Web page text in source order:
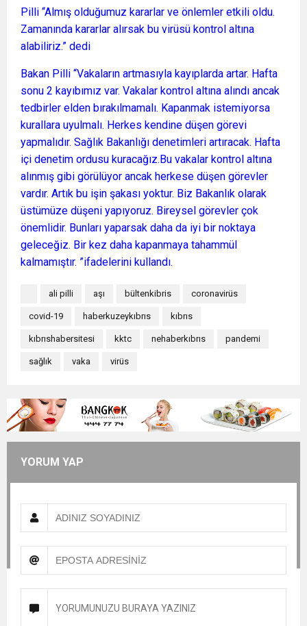
Pilli “Almış olduğumuz kararlar ve önlemler etkili oldu.
Zamanında kararlar alırsak bu virüsü kontrol altına
alabiliriz.” dedi
Bakan Pilli “Vakaların artmasıyla kayıplarda artar. Hafta
sonu 2 kayıbımız var. Vakalar kontrol altına alındı ancak
tedbirler elden bırakılmamalı. Kapanmak istemiyorsa
kurallara uyulmalı. Herkes kendine düşen görevi
yapmalıdır. Sağlık Bakanlığı denetimleri artıracak. Hafta
içi denetim ordusu kuracağız.Bu vakalar kontrol altına
alınmış gibi görülüyor ancak herkese düşen görevler
vardır. Artık bu işin şakası yoktur. Biz Bakanlık olarak
üstümüze düşeni yapıyoruz. Bireysel görevler çok
önemlidir. Bunları yaparsak daha da iyi bir noktaya
geleceğiz. Bir kez daha kapanmaya tahammül
kalmamıştır. ”ifadelerini kullandı.
ali pilli aşı bültenkibris coronavirüs
covid-19 haberkuzeykıbrıs kıbrıs
kıbrıshabersitesi kktc nehaberkıbrıs pandemi
sağlık vaka virüs
YORUM YAP